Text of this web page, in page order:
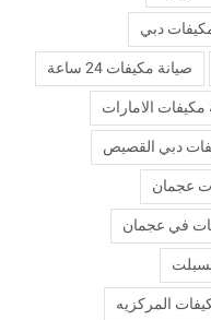
دبي
صيانة مكيفات 24 ساعة
مكيفات الامارات
دبي القصيص
عجمان
في عجمان
المركزيه